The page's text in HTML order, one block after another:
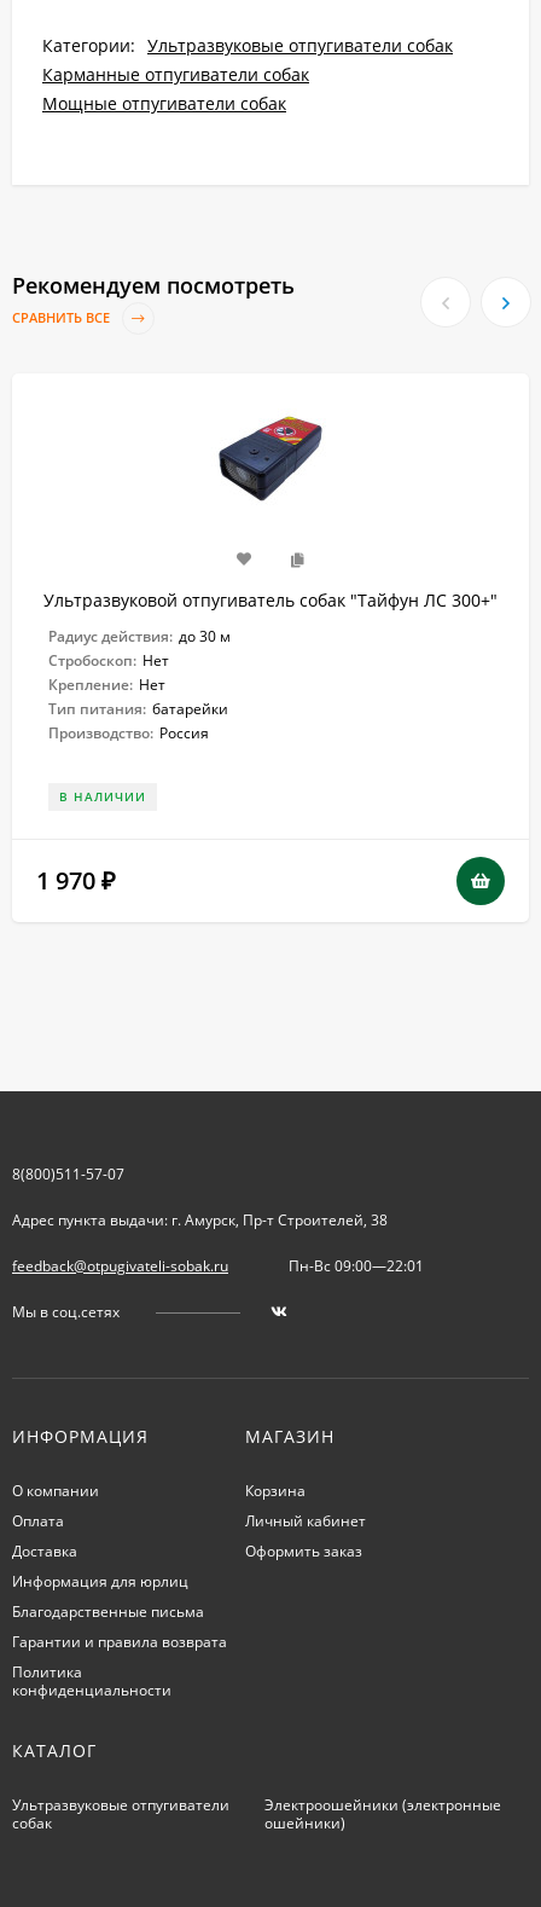
Категории: Ультразвуковые отпугиватели собак
Карманные отпугиватели собак
Мощные отпугиватели собак
Рекомендуем посмотреть
СРАВНИТЬ ВСЕ
Ультразвуковой отпугиватель собак "Тайфун ЛС 300+"
Радиус действия: до 30 м
Стробоскоп: Нет
Крепление: Нет
Тип питания: батарейки
Производство: Россия
В НАЛИЧИИ
1 970 ₽
8(800)511-57-07
Адрес пункта выдачи: г. Амурск, Пр-т Строителей, 38
feedback@otpugivateli-sobak.ru Пн-Вс 09:00—22:01
Мы в соц.сетях
ИНФОРМАЦИЯ
О компании
Оплата
Доставка
Информация для юрлиц
Благодарственные письма
Гарантии и правила возврата
Политика
конфиденциальности
МАГАЗИН
Корзина
Личный кабинет
Оформить заказ
КАТАЛОГ
Ультразвуковые отпугиватели
собак
Электроошейники (электронные
ошейники)